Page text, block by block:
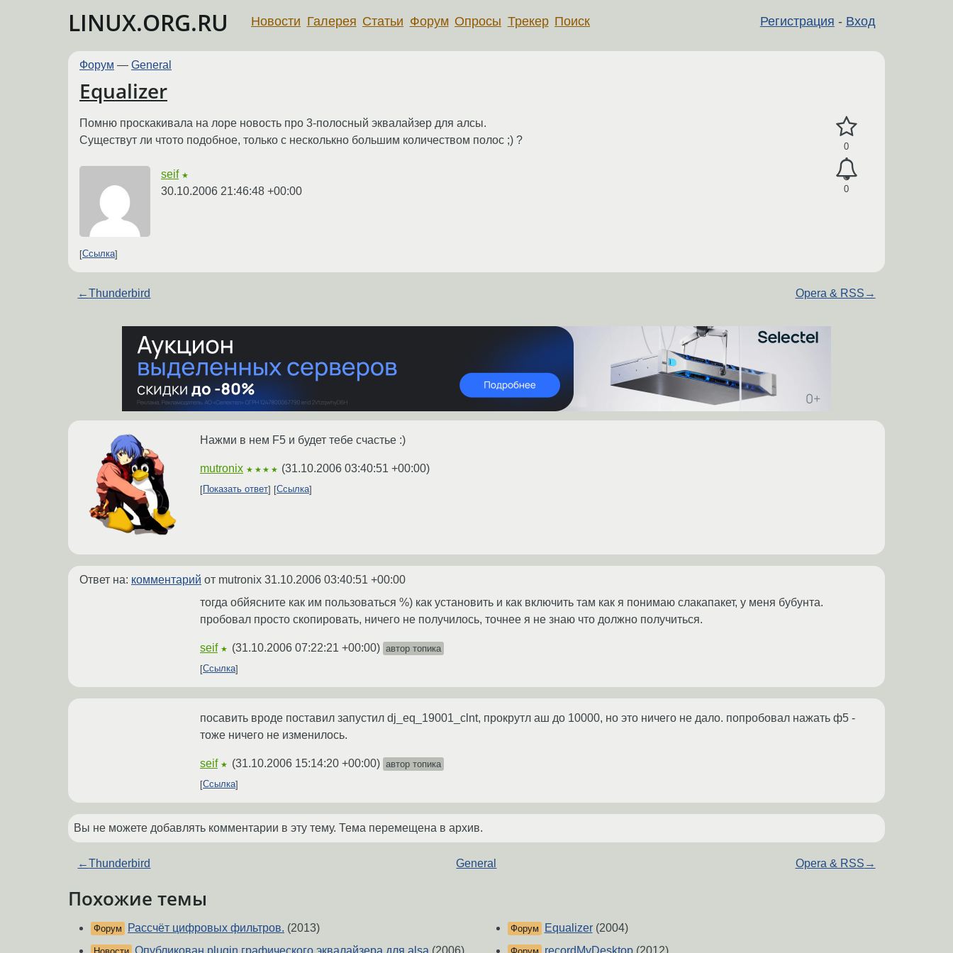
LINUX.ORG.RU Регистрация - Вход
Новости Галерея Статьи Форум Опросы Трекер Поиск
Форум — General
Equalizer
0
0
Помню проскакивала на лоре новость про 3-полосный эквалайзер для алсы.
Существут ли чтото подобное, только с несколькно большим количеством полос ;) ?
seif ★
30.10.2006 21:46:48 +00:00
Ссылка
←Thunderbird Opera & RSS →
Нажми в нем F5 и будет тебе счастье :)
mutronix ★★★★ (31.10.2006 03:40:51 +00:00)
Показать ответ Ссылка
Ответ на: комментарий от mutronix 31.10.2006 03:40:51 +00:00
тогда обйясните как им пользоваться %) как установить и как включить там как я понимаю слакапакет, у меня бубунта.
пробовал просто скопировать, ничего не получилось, точнее я не знаю что должно получиться.
seif ★ (31.10.2006 07:22:21 +00:00) автор топика
Ссылка
посавить вроде поставил запустил dj_eq_19001_clnt, прокрутл аш до 10000, но это ничего не дало. попробовал нажать ф5 -
тоже ничего не изменилось.
seif ★ (31.10.2006 15:14:20 +00:00) автор топика
Ссылка
Вы не можете добавлять комментарии в эту тему. Тема перемещена в архив.
←Thunderbird General Opera & RSS →
Похожие темы
Форум Рассчёт цифровых фильтров. (2013) Форум Equalizer(2004)